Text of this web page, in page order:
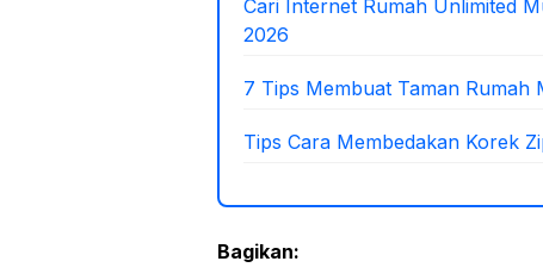
Cari Internet Rumah Unlimited
2026
7 Tips Membuat Taman Rumah
Tips Cara Membedakan Korek
Bagikan: